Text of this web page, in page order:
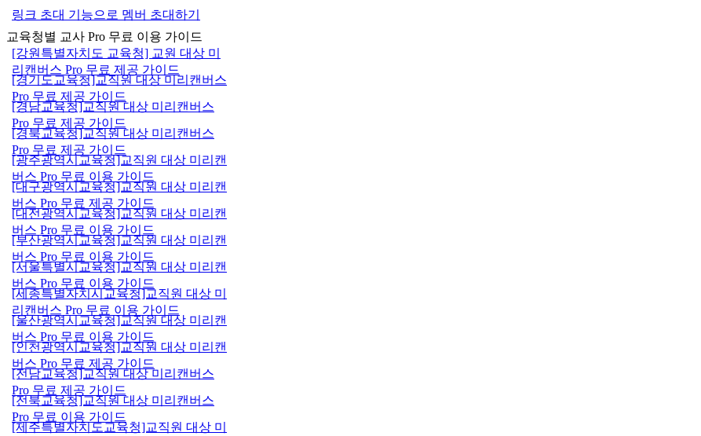
링크 초대 기능으로 멤버 초대하기
교육청별 교사 Pro 무료 이용 가이드
[강원특별자치도 교육청] 교원 대상 미
리캔버스 Pro 무료 제공 가이드
[경기도교육청]교직원 대상 미리캔버스
Pro 무료 제공 가이드
[경남교육청]교직원 대상 미리캔버스
Pro 무료 제공 가이드
[경북교육청]교직원 대상 미리캔버스
Pro 무료 제공 가이드
[광주광역시교육청]교직원 대상 미리캔
버스 Pro 무료 이용 가이드
[대구광역시교육청]교직원 대상 미리캔
버스 Pro 무료 제공 가이드
[대전광역시교육청]교직원 대상 미리캔
버스 Pro 무료 이용 가이드
[부산광역시교육청]교직원 대상 미리캔
버스 Pro 무료 이용 가이드
[서울특별시교육청]교직원 대상 미리캔
버스 Pro 무료 이용 가이드
[세종특별자치시교육청]교직원 대상 미
리캔버스 Pro 무료 이용 가이드
[울산광역시교육청]교직원 대상 미리캔
버스 Pro 무료 이용 가이드
[인천광역시교육청]교직원 대상 미리캔
버스 Pro 무료 제공 가이드
[전남교육청]교직원 대상 미리캔버스
Pro 무료 제공 가이드
[전북교육청]교직원 대상 미리캔버스
Pro 무료 이용 가이드
[제주특별자치도교육청]교직원 대상 미